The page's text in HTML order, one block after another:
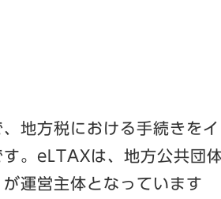
地方税における手続きを
。eLTAXは、地方公共団
運営主体となっています